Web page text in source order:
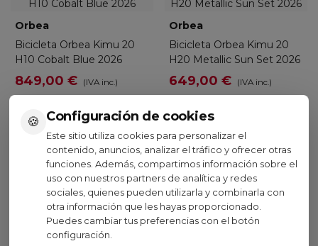
🍪 Configuración de cookies
Este sitio utiliza cookies para personalizar el
contenido, anuncios, analizar el tráfico y ofrecer otras
funciones. Además, compartimos información sobre el
uso con nuestros partners de analítica y redes
sociales, quienes pueden utilizarla y combinarla con
otra información que les hayas proporcionado.
Puedes cambiar tus preferencias con el botón
configuración.
Orbea
Bicicleta Orbea Kimu 20
H10 Cobalt Blue 2026
849,00 € (IVA inc.)
Orbea
Bicicleta Orbea Kimu 20
H20 Metallic Sun Set 2026
649,00 € (IVA inc.)